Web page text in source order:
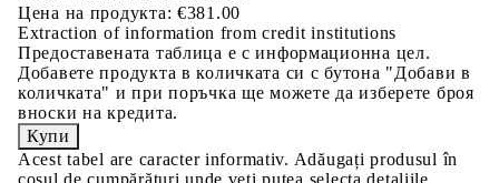
Цена на продукта: €381.00
Extraction of information from credit institutions
Предоставената таблица е с информационна цел.
Добавете продукта в количката си с бутона "Добави в
количката" и при поръчка ще можете да изберете броя
вноски на кредита.
Acest tabel are caracter informativ. Adăugați produsul în
coșul de cumpărături unde veți putea selecta detaliile